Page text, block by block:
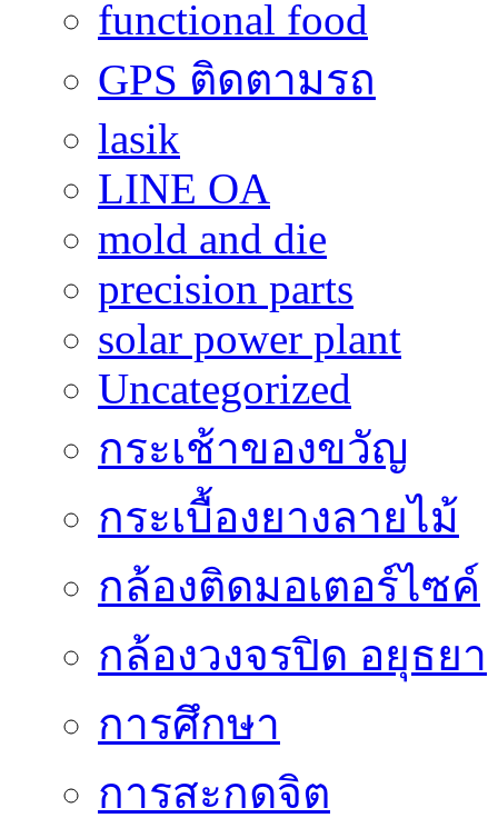
functional food
GPS ติดตามรถ
lasik
LINE OA
mold and die
precision parts
solar power plant
Uncategorized
กระเช้าของขวัญ
กระเบื้องยางลายไม้
กล้องติดมอเตอร์ไซค์
กล้องวงจรปิด อยุธยา
การศึกษา
การสะกดจิต